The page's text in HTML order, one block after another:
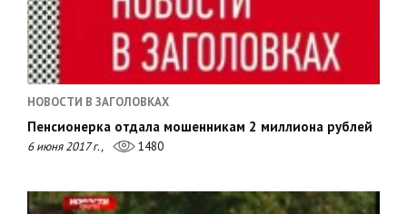
НОВОСТИ В ЗАГОЛОВКАХ
Пенсионерка отдала мошенникам 2 миллиона рублей
6 июня 2017 г., 1480